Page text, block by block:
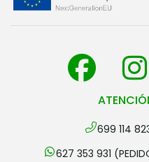
699 114
627 353 931